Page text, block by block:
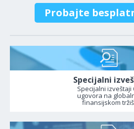
Probajte
Specijalni
Specijalni izveštaji
ugovora na
finansijskom